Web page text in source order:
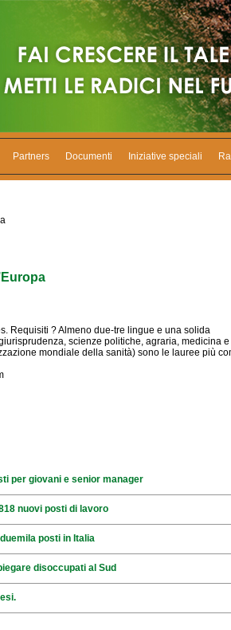
Partners Documenti Iniziative speciali
Requisiti ? Almeno due-tre lingue e una solida
scienze politiche, agraria, medicina e
mondiale della sanità) sono le lauree più
per giovani e senior manager
nuovi posti di lavoro
posti in Italia
disoccupati al Sud